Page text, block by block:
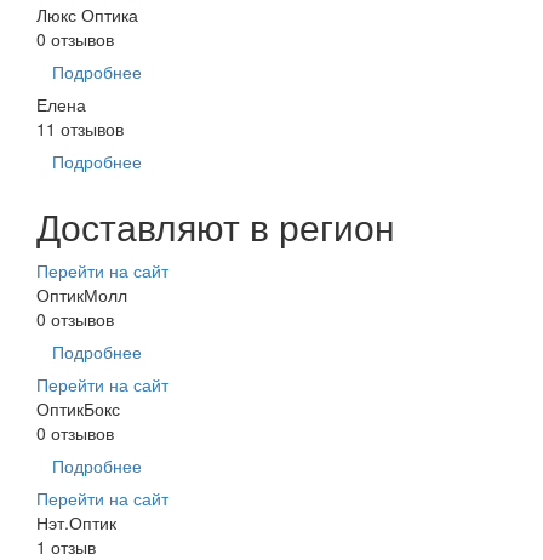
Люкс Оптика
0 отзывов
Подробнее
Елена
11 отзывов
Подробнее
Доставляют в регион
Перейти на сайт
ОптикМолл
0 отзывов
Подробнее
Перейти на сайт
ОптикБокс
0 отзывов
Подробнее
Перейти на сайт
Нэт.Оптик
1 отзыв